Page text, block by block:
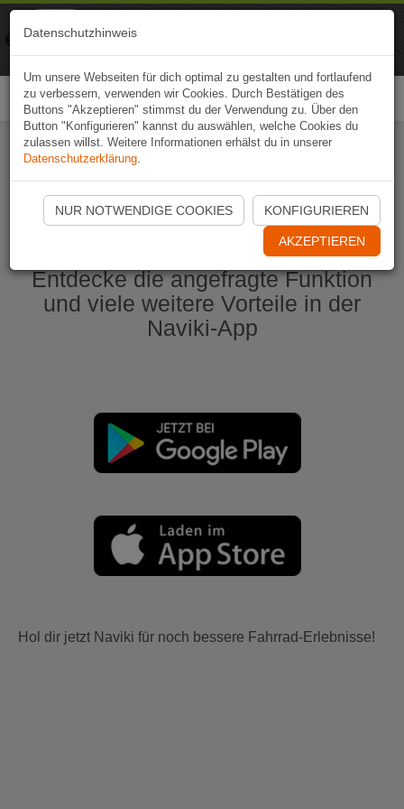
Naviki App jetzt öffnen
Entdecke die angefragte Funktion
und viele weitere Vorteile in der
Naviki-App
Hol dir jetzt Naviki für noch bessere Fahrrad-Erlebnisse!
Datenschutzhinweis
Um unsere Webseiten für dich optimal zu gestalten und fortlaufend
zu verbessern, verwenden wir Cookies. Durch Bestätigen des
Buttons "Akzeptieren" stimmst du der Verwendung zu. Über den
Button "Konfigurieren" kannst du auswählen, welche Cookies du
zulassen willst. Weitere Informationen erhälst du in unserer
Datenschutzerklärung.
NUR NOTWENDIGE COOKIES KONFIGURIEREN
AKZEPTIEREN
Naviki